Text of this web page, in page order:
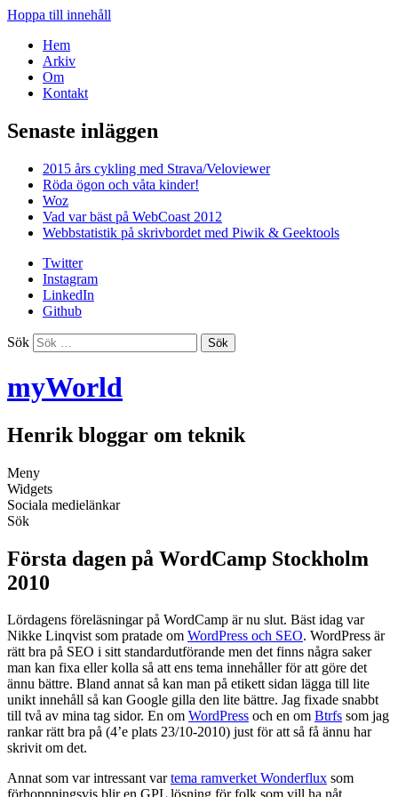
Hoppa till innehåll
Hem
Arkiv
Om
Kontakt
Senaste inläggen
2015 års cykling med Strava/Veloviewer
Röda ögon och våta kinder!
Woz
Vad var bäst på WebCoast 2012
Webbstatistik på skrivbordet med Piwik & Geektools
Twitter
Instagram
LinkedIn
Github
Sök
myWorld
Henrik bloggar om teknik
Meny
Widgets
Sociala medielänkar
Sök
Första dagen på WordCamp Stockholm
2010
Lördagens föreläsningar på WordCamp är nu slut. Bäst idag var
Nikke Linqvist som pratade om WordPress och SEO. WordPress är
rätt bra på SEO i sitt standardutförande men det finns några saker
man kan fixa eller kolla så att ens tema innehåller för att göre det
ännu bättre. Bland annat så kan man på etikett sidan lägga till lite
unikt innehåll så kan Google gilla den lite bättre. Jag fixade snabbt
till två av mina tag sidor. En om WordPress och en om Btrfs som jag
rankar rätt bra på (4’e plats 23/10-2010) just för att så få ännu har
skrivit om det.
Annat som var intressant vartema ramverket Wonderflux som